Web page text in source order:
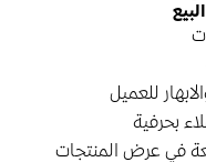
للعميل
بحرفية
في عرض المنتجات